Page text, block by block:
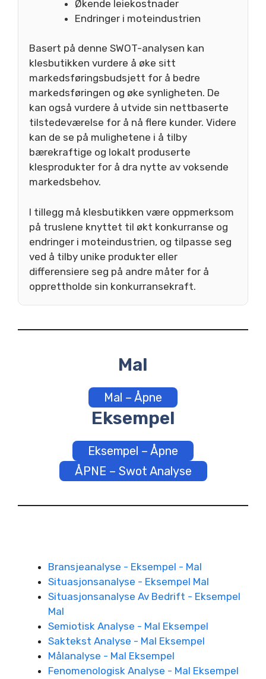
Økende leiekostnader
Endringer i moteindustrien
Basert på denne SWOT-analysen kan
klesbutikken vurdere å øke sitt
markedsføringsbudsjett for å bedre
markedsføringen og øke synligheten. De
kan også vurdere å utvide sin nettbaserte
tilstedeværelse for å nå flere kunder. Videre
kan de se på mulighetene i å tilby
bærekraftige og lokalt produserte
klesprodukter for å dra nytte av voksende
markedsbehov.
I tillegg må klesbutikken være oppmerksom
på truslene knyttet til økt konkurranse og
endringer i moteindustrien, og tilpasse seg
ved å tilby unike produkter eller
differensiere seg på andre måter for å
opprettholde sin konkurransekraft.
Mal
Mal – Åpne
Eksempel
Eksempel – Åpne
ÅPNE – Swot Analyse
Bransjeanalyse - Eksempel - Mal
Situasjonsanalyse - Eksempel Mal
Situasjonsanalyse Av Bedrift - Eksempel
Mal
Semiotisk Analyse - Mal Eksempel
Saktekst Analyse - Mal Eksempel
Målanalyse - Mal Eksempel
Fenomenologisk Analyse - Mal Eksempel